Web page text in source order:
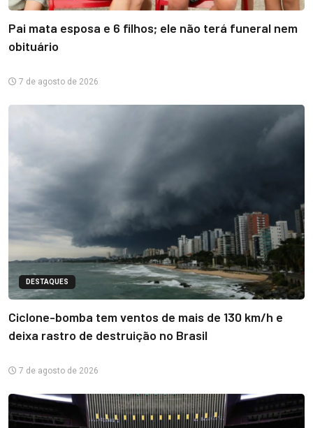
Pai mata esposa e 6 filhos; ele não terá funeral nem
obituário
7 de agosto de 2026
DESTAQUES
Ciclone-bomba tem ventos de mais de 130 km/h e
deixa rastro de destruição no Brasil
7 de agosto de 2026